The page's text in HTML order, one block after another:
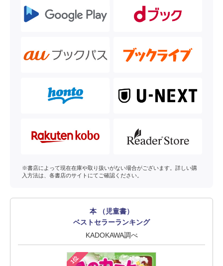
※書店によって現在在庫や取り扱いがない場合がございます。詳しい購
入方法は、各書店のサイトにてご確認ください。
本 （児童書）
ベストセラーランキング
KADOKAWA調べ
1位